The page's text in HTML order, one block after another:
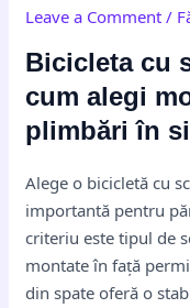
Leave a Comment /
Bicicleta cu
cum alegi
plimbări în
Alege o bicicletă cu
importantă pentru
criteriu este tipul de
montate în față
din spate oferă o